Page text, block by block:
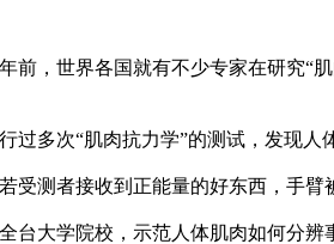
前，世界各国就有不少专家在研究
多次“肌肉抗力学”的测试，发现人
测者接收到正能量的好东西，手
台大学院校，示范人体肌肉如何分